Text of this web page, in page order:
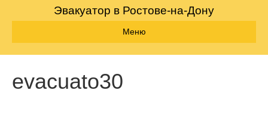
Эвакуатор в Ростове-на-Дону
Меню
evacuato30